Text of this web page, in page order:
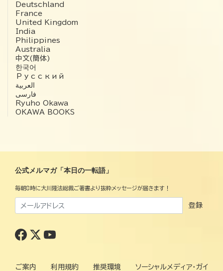
Deutschland
France
United Kingdom
India
Philippines
Australia
中文(簡体)
한국어
Русский
العربية‏
فارسی
Ryuho Okawa
OKAWA BOOKS
公式メルマガ「本日の一転語」
毎朝8時に大川隆法総裁ご著書より抜粋メッセージが届きます！
登録
ご案内 利用規約 推奨環境 ソーシャルメディア・ガイ